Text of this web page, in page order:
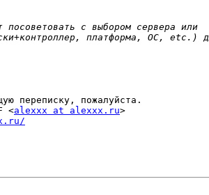
переписку, пожалуйста.
<alexxx at alexxx.ru>